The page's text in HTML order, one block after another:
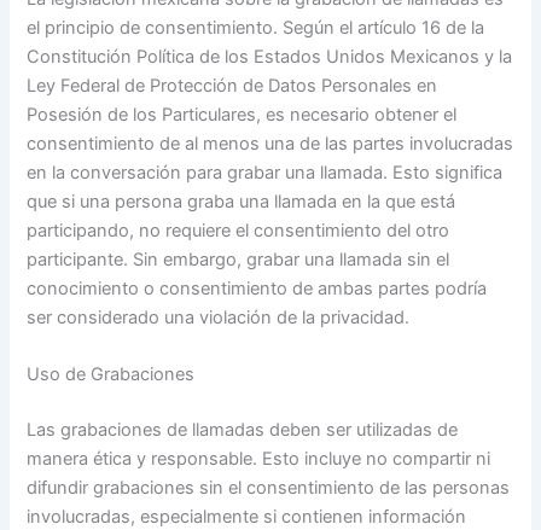
el principio de consentimiento. Según el artículo 16 de la
Constitución Política de los Estados Unidos Mexicanos y la
Ley Federal de Protección de Datos Personales en
Posesión de los Particulares, es necesario obtener el
consentimiento de al menos una de las partes involucradas
en la conversación para grabar una llamada. Esto significa
que si una persona graba una llamada en la que está
participando, no requiere el consentimiento del otro
participante. Sin embargo, grabar una llamada sin el
conocimiento o consentimiento de ambas partes podría
ser considerado una violación de la privacidad.
Uso de Grabaciones
Las grabaciones de llamadas deben ser utilizadas de
manera ética y responsable. Esto incluye no compartir ni
difundir grabaciones sin el consentimiento de las personas
involucradas, especialmente si contienen información